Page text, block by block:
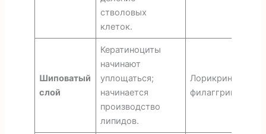
стволовых
клеток.
Шиповатый
слой
Кератиноциты
начинают
уплощаться;
начинается
производство
липидов.
Лорикрин,
филаггрин